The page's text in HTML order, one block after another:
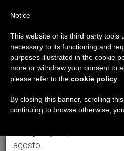
Aviso importante
Del 27 de julio al 7 de
anual, aprovechando que
se generan menos
agosto.
Notice
This website or its third party tools
necessary to its functioning and
purposes illustrated in the cookie
more or withdraw your consent to
please refer to the cookie policy
By closing this banner, scrolling
continuing to browse otherwise,